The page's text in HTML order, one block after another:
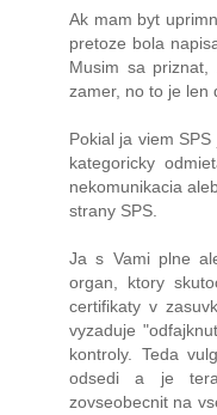
Ak mam byt
pretoze bola
Musim sa
zamer, no to je len
Pokial ja viem
kategoricky
nekomunikacia
strany SPS.
Ja s Vami plne
organ, ktory
certifikaty v
vyzaduje
kontroly. Teda
odsedi a je
zovseobecnit na